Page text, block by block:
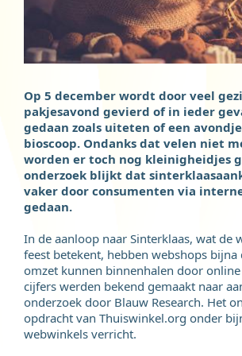
Op 5 december wordt door veel
pakjesavond gevierd of in ieder
gedaan zoals uiteten of een
bioscoop. Ondanks dat velen niet
worden er toch nog kleinigheidjes
onderzoek blijkt dat
vaker door consumenten via
gedaan.
In de aanloop naar Sinterklaas, wat de
feest betekent, hebben webshops
omzet kunnen binnenhalen door
cijfers werden bekend gemaakt naar
onderzoek door Blauw Research. Het
opdracht van Thuiswinkel.org onder
webwinkels verricht.